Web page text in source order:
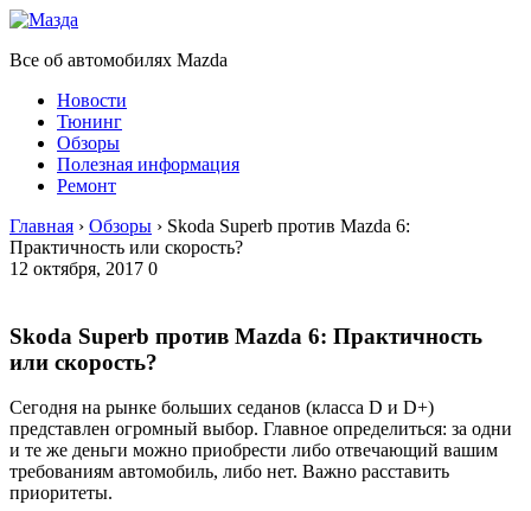
Все об автомобилях Mazda
Новости
Тюнинг
Обзоры
Полезная информация
Ремонт
Главная › Обзоры › Skoda Superb против Mazda 6:
Практичность или скорость?
12 октября, 2017 0
Skoda Superb против Mazda 6: Практичность
или скорость?
Сегодня на рынке больших седанов (класса D и D+)
представлен огромный выбор. Главное определиться: за одни
и те же деньги можно приобрести либо отвечающий вашим
требованиям автомобиль, либо нет. Важно расставить
приоритеты.